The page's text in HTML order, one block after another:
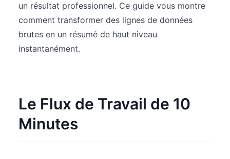
un résultat professionnel. Ce guide vous montre
comment transformer des lignes de données
brutes en un résumé de haut niveau
instantanément.
Le Flux de Travail de 10
Minutes